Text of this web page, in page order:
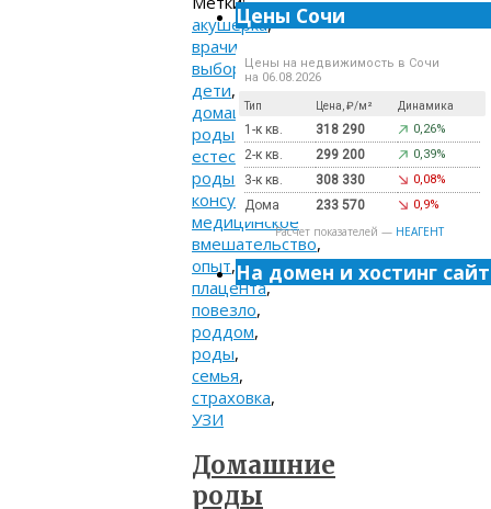
акушерка,
врачи
выбор ,
дети,
домашние
роды
естественные
роды
консультация,
медицинское
вмешательство,
опыт,
плацента,
повезло,
роддом,
роды,
семья,
страховка,
УЗИ
Домашние
роды
Цены Сочи
Цены на недвижимость в Сочи
на 06.08.2026
Тип Цена, ₽/м² Динамика
1-к кв. 318 290 0,26%
2-к кв. 299 200 0,39%
3-к кв. 308 330 0,08%
Дома 233 570 0,9%
Расчет показателей — НЕАГЕНТ
На домен и хостинг